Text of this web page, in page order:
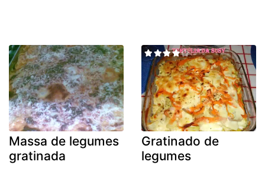
Massa de legumes
gratinada
Gratinado de
legumes